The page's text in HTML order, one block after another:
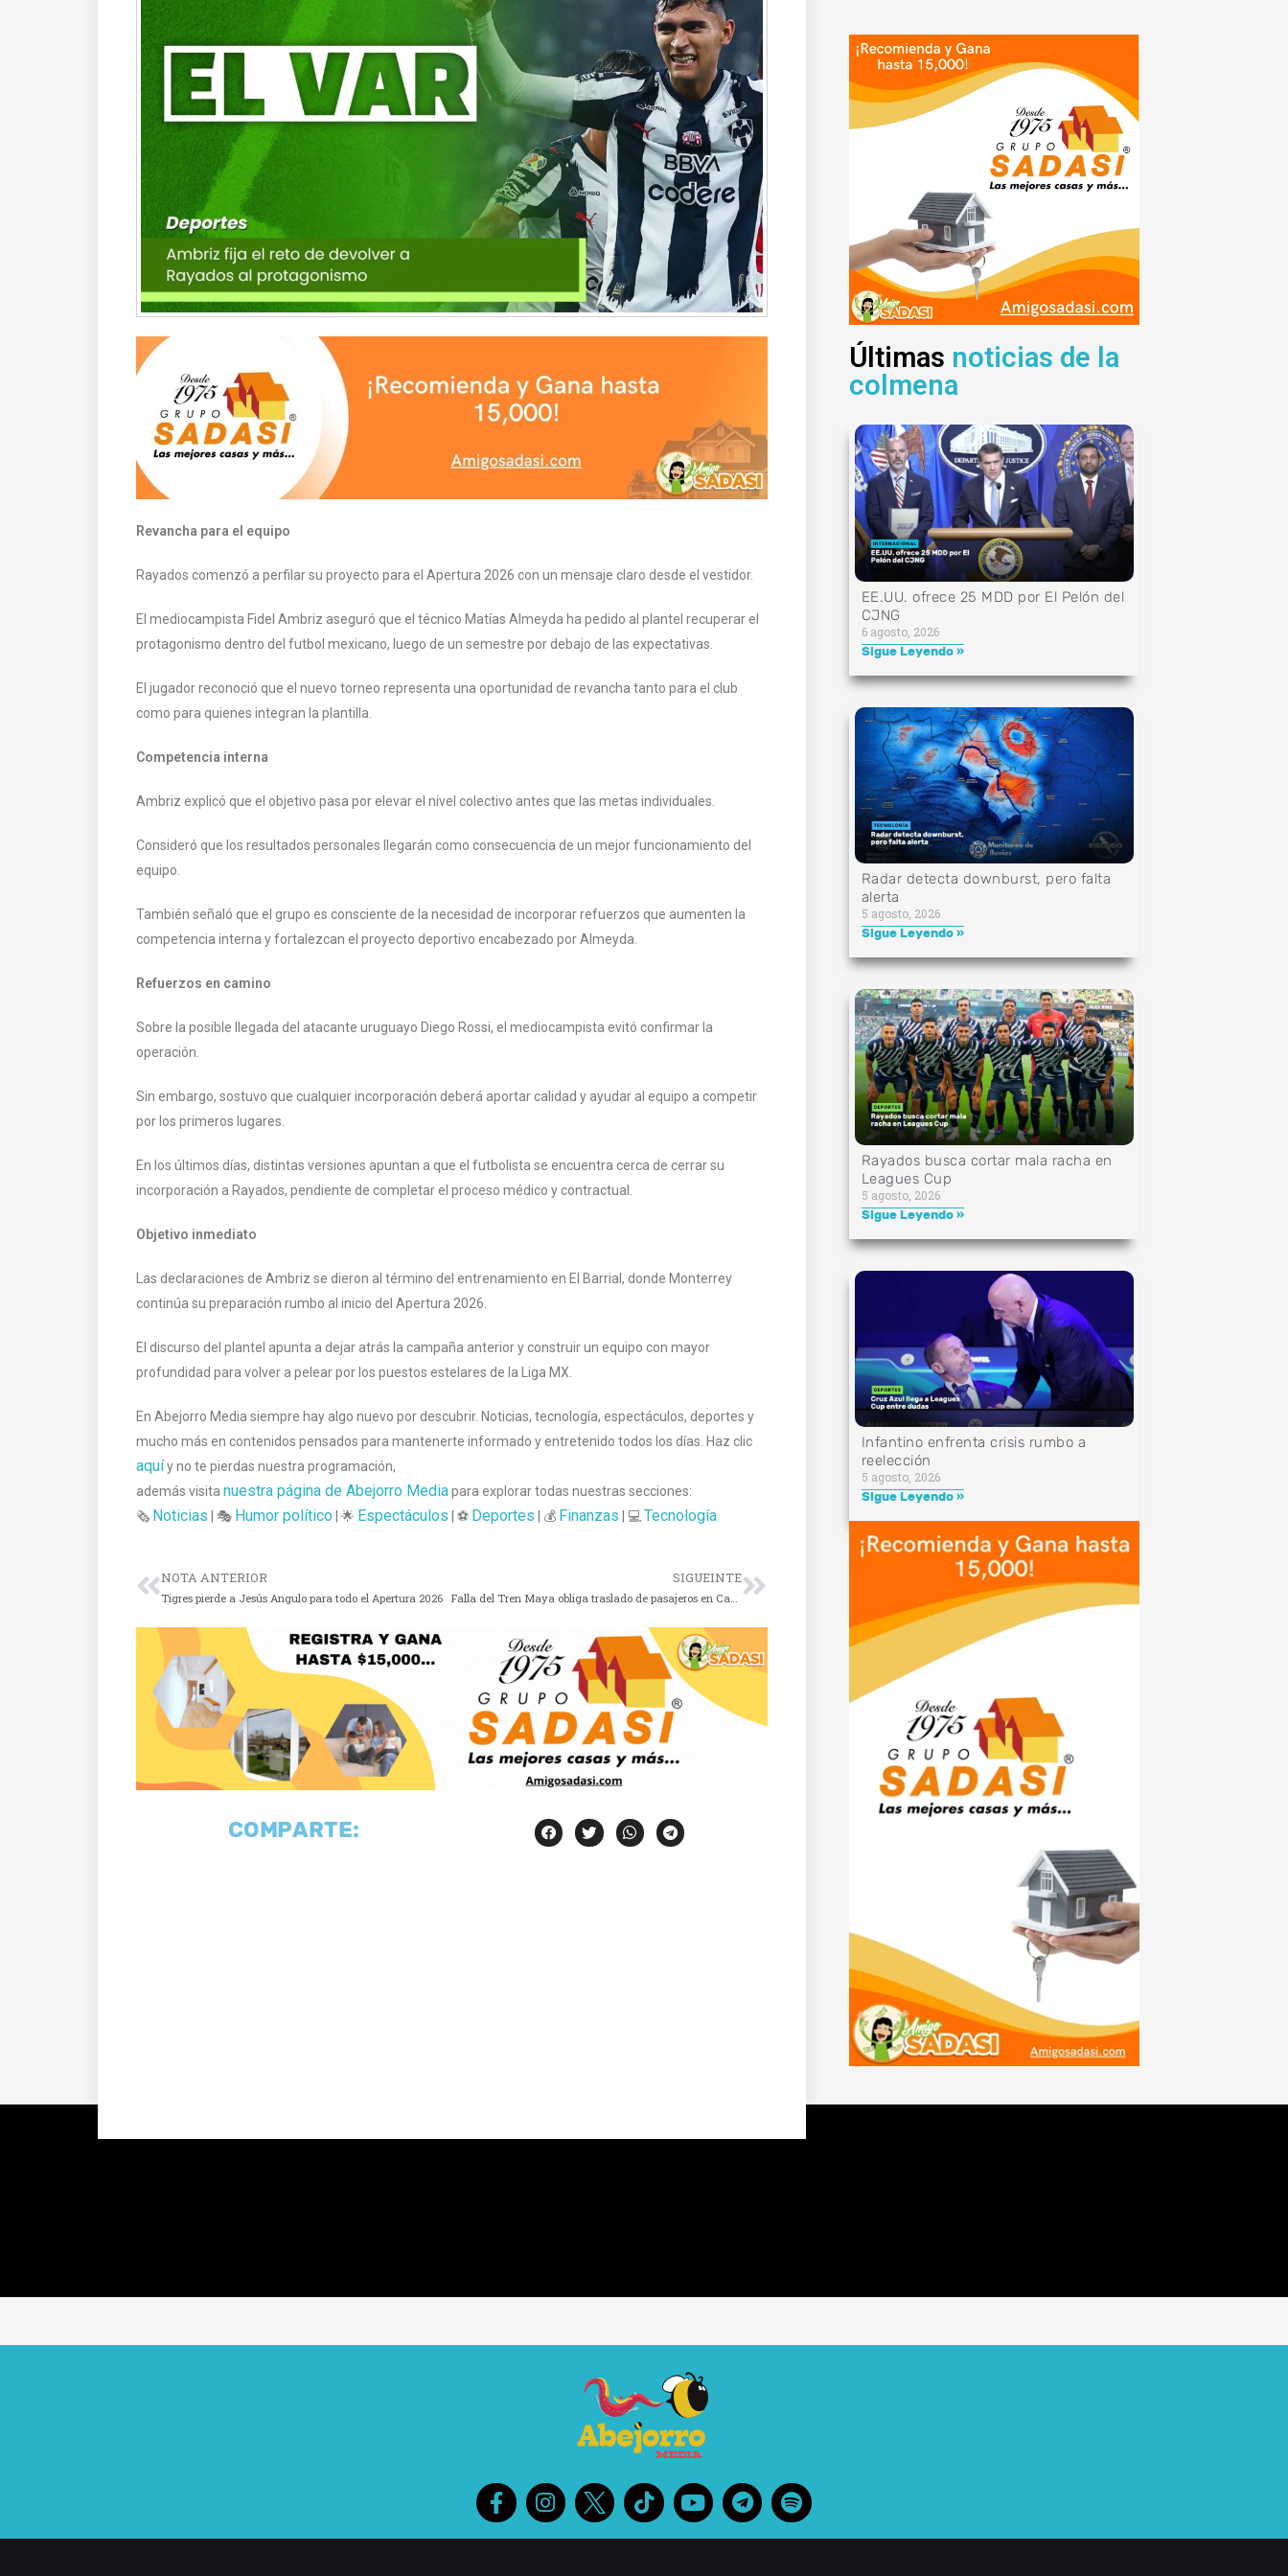
Revancha para el equipo
Rayados comenzó a perfilar su proyecto para el Apertura 2026 con un mensaje claro desde el vestidor.
El mediocampista Fidel Ambriz aseguró que el técnico Matías Almeyda ha pedido al plantel recuperar el
protagonismo dentro del futbol mexicano, luego de un semestre por debajo de las expectativas.
El jugador reconoció que el nuevo torneo representa una oportunidad de revancha tanto para el club
como para quienes integran la plantilla.
Competencia interna
Ambriz explicó que el objetivo pasa por elevar el nivel colectivo antes que las metas individuales.
Consideró que los resultados personales llegarán como consecuencia de un mejor funcionamiento del
equipo.
También señaló que el grupo es consciente de la necesidad de incorporar refuerzos que aumenten la
competencia interna y fortalezcan el proyecto deportivo encabezado por Almeyda.
Refuerzos en camino
Sobre la posible llegada del atacante uruguayo Diego Rossi, el mediocampista evitó confirmar la
operación.
Sin embargo, sostuvo que cualquier incorporación deberá aportar calidad y ayudar al equipo a competir
por los primeros lugares.
En los últimos días, distintas versiones apuntan a que el futbolista se encuentra cerca de cerrar su
incorporación a Rayados, pendiente de completar el proceso médico y contractual.
Objetivo inmediato
Las declaraciones de Ambriz se dieron al término del entrenamiento en El Barrial, donde Monterrey
continúa su preparación rumbo al inicio del Apertura 2026.
El discurso del plantel apunta a dejar atrás la campaña anterior y construir un equipo con mayor
profundidad para volver a pelear por los puestos estelares de la Liga MX.
En Abejorro Media siempre hay algo nuevo por descubrir. Noticias, tecnología, espectáculos, deportes y
mucho más en contenidos pensados para mantenerte informado y entretenido todos los días. Haz clic
aquíy no te pierdas nuestra programación,
además visita nuestra página de Abejorro Mediapara explorar todas nuestras secciones:
🗞️ Noticias | 🎭 Humor político | 🌟 Espectáculos | ⚽ Deportes | 💰 Finanzas | 💻 Tecnología
NOTA ANTERIOR
Tigres pierde a Jesús Angulo para todo el Apertura 2026
SIGUEINTE
COMPARTE:
Últimas noticias de la
colmena
EE.UU. ofrece 25 MDD por El Pelón del
CJNG
6 agosto, 2026
Sigue Leyendo »
Radar detecta downburst, pero falta
alerta
5 agosto, 2026
Sigue Leyendo »
Rayados busca cortar mala racha en
Leagues Cup
5 agosto, 2026
Sigue Leyendo »
Infantino enfrenta crisis rumbo a
reelección
5 agosto, 2026
Sigue Leyendo »